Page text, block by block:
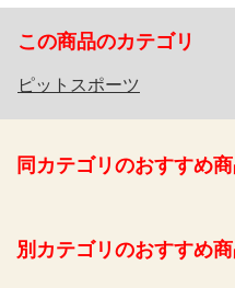
この商品のカテゴリ
ピットスポーツ
同カテゴリのおすすめ
別カテゴリのおすすめ